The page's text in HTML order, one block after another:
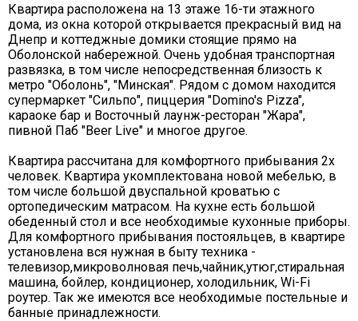
Квартира расположена на 13 этаже 16-ти этажного
дома, из окна которой открывается прекрасный вид на
Днепр и коттеджные домики стоящие прямо на
Оболонской набережной. Очень удобная транспортная
развязка, в том числе непосредственная близость к
метро "Оболонь", "Минская". Рядом с домом находится
супермаркет "Сильпо", пиццерия "Domino's Pizza",
караоке бар и Восточный лаунж-ресторан "Жара",
пивной Паб "Beer Live" и многое другое.
Квартира рассчитана для комфортного прибывания 2х
человек. Квартира укомплектована новой мебелью, в
том числе большой двуспальной кроватью с
ортопедическим матрасом. На кухне есть большой
обеденный стол и все необходимые кухонные приборы.
Для комфортного прибывания постояльцев, в квартире
установлена вся нужная в быту техника -
телевизор,микроволновая печь,чайник,утюг,стиральная
машина, бойлер, кондиционер, холодильник, Wi-Fi
роутер. Так же имеются все необходимые постельные и
банные принадлежности.